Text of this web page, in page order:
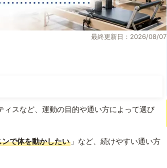
最終更新日：2026/08/07
スなど、運動の目的や通い方によって選び
ンで体を動かしたい 」など、続けやすい通い方